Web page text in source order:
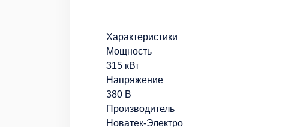
Характеристики
Мощность
315 кВт
Напряжение
380 В
Производитель
Новатек-Электро